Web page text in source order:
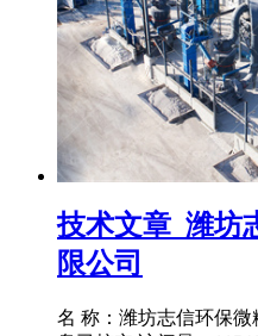
技术文章_潍坊
限公司
名 称：潍坊志信环保